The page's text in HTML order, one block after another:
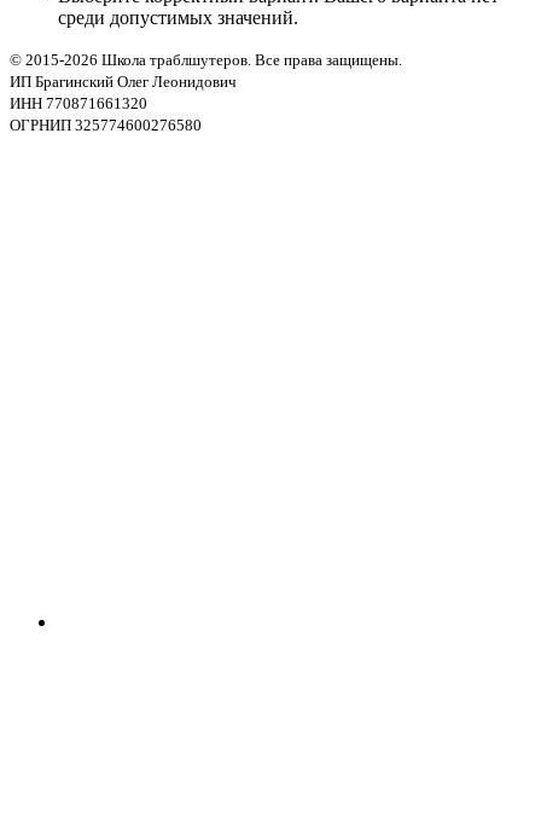
среди допустимых значений.
© 2015-2026 Школа траблшутеров. Все права защищены.
ИП Брагинский Олег Леонидович
ИНН 770871661320
ОГРНИП 325774600276580